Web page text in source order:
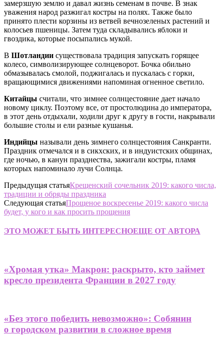
замерзшую землю и давал жизнь семенам в почве. В знак
уважения народ разжигал костры на полях. Также было
принято плести корзины из ветвей вечнозеленых растений и
колосьев пшеницы. Затем туда складывались яблоки и
гвоздика, которые посыпались мукой.
В Шотландии существовала традиция запускать горящее
колесо, символизирующее солнцеворот. Бочка обильно
обмазывалась смолой, поджигалась и пускалась с горки,
вращающимися движениями напоминая огненное светило.
Китайцы считали, что зимнее солнцестояние дает начало
новому циклу. Поэтому все, от простолюдина до императора,
в этот день отдыхали, ходили друг к другу в гости, накрывали
большие столы и ели разные кушанья.
Индийцы называли день зимнего солнцестояния Санкранти.
Праздник отмечался и в сикхских, и в индуистских общинах,
где ночью, в канун празднества, зажигали костры, пламя
которых напоминало лучи Солнца.
Предыдущая статьяКрещенский сочельник 2019: какого числа,
традиции и обряды праздника
Следующая статьяПрощеное воскресенье 2019: какого числа
будет, у кого и как просить прощения
ЭТО МОЖЕТ БЫТЬ ИНТЕРЕСНОЕЩЕ ОТ АВТОРА
«Хромая утка» Макрон: раскрыто, кто займет
кресло президента Франции в 2027 году
«Без этого победить невозможно»: Собянин
о городском развитии в сложное время